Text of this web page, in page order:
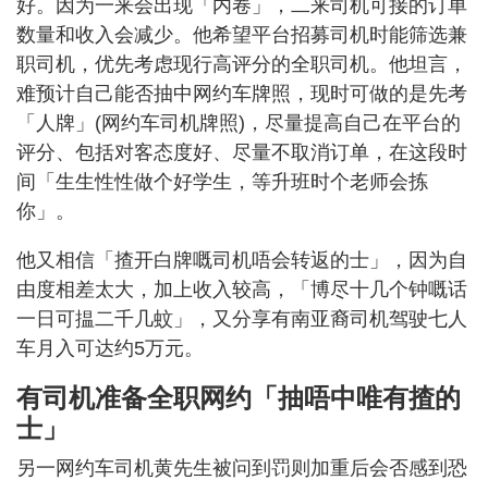
好。因为一来会出现「内卷」，二来司机可接的订单
数量和收入会减少。他希望平台招募司机时能筛选兼
职司机，优先考虑现行高评分的全职司机。他坦言，
难预计自己能否抽中网约车牌照，现时可做的是先考
「人牌」(网约车司机牌照)，尽量提高自己在平台的
评分、包括对客态度好、尽量不取消订单，在这段时
间「生生性性做个好学生，等升班时个老师会拣
你」。
他又相信「揸开白牌嘅司机唔会转返的士」，因为自
由度相差太大，加上收入较高，「博尽十几个钟嘅话
一日可揾二千几蚊」，又分享有南亚裔司机驾驶七人
车月入可达约5万元。
有司机准备全职网约「抽唔中唯有揸的
士」
另一网约车司机黄先生被问到罚则加重后会否感到恐